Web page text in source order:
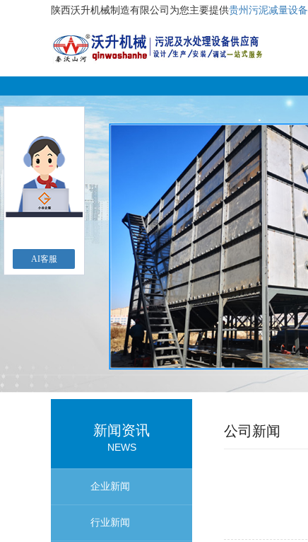
陕西沃升机械制造有限公司为您主要提供贵州污泥减量设备
新闻资讯
NEWS
企业新闻
行业新闻
公司新闻
AI客服